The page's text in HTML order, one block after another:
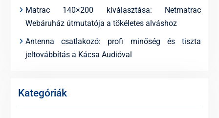
Matrac 140×200 kiválasztása: Netmatrac
Webáruház útmutatója a tökéletes alváshoz
Antenna csatlakozó: profi minőség és tiszta
jeltovábbítás a Kácsa Audióval
Kategóriák